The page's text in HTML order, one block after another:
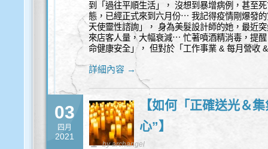
到「過往平順生活」， 沒想到暴增病例，甚至
態，已經正式來到六月份⋯ 我記得疫情剛爆發
天使靈性諮詢」， 身為美髮設計師的她，最近
來店客人量，大幅衰減⋯ 忙著噴酒精消毒，提
命健康安全」， 但對於「工作事業 & 每月營收
詳細內容 →
03
四月
2021
【如何「正確送光＆
心”】
by archangel